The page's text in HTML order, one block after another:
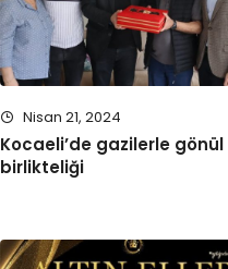
Nisan 21, 2024
Kocaeli’de gazilerle gönül
birlikteliği